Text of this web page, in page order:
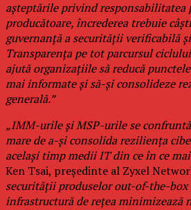
așteptările privind responsabilitatea
producătoare, încrederea trebuie
guvernanță a securității verificabilă
Transparența pe tot parcursul
ajută organizațiile să reducă
mai informate și să-și consolideze
generală.”
„IMM-urile și MSP-urile se
mare de a-și consolida reziliența
același timp medii IT din ce în ce
Ken Tsai, președinte al Zyxel
securității produselor out-of-the-
infrastructură de rețea minimizează